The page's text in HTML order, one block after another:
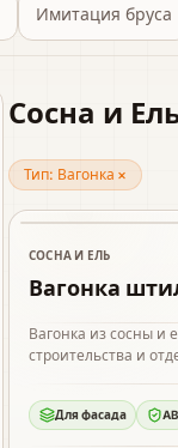
Имитация бруса
Сосна и
Тип: Вагонка ×
В наличии
СОСНА И ЕЛЬ
Вагонка
Вагонка из сосны и
строительства и
Для фасада AB